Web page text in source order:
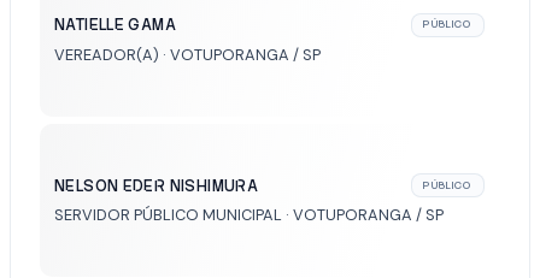
NATIELLE GAMA PÚBLICO
VEREADOR(A) · VOTUPORANGA / SP
NELSON EDER NISHIMURA PÚBLICO
SERVIDOR PÚBLICO MUNICIPAL · VOTUPORANGA / SP